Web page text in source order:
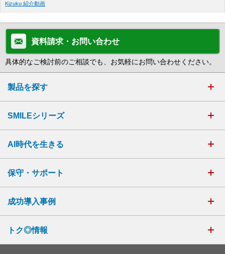
Kizuku 紹介動画
資料請求・お問い合わせ
具体的なご検討前のご相談でも、お気軽にお問い合わせください。
製品を探す
SMILEシリーズ
AI時代を生きる
保守・サポート
成功導入事例
トク◎情報